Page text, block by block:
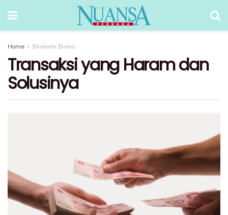
Home Ekonomi Bisnis
Transaksi yang Haram dan
Solusinya